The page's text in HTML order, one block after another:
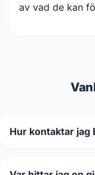
av vad de kan
Hur kontaktar jag